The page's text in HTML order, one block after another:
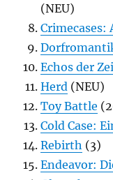
(NEU)
Echos der
Herd (NEU)
Toy Battle
Cold Case:
Rebirth (3)
Endeavor: